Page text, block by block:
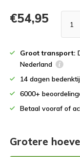
€54,95
Groot transport:
Nederland
14 dagen
6000+
Betaal vooraf of
Grotere